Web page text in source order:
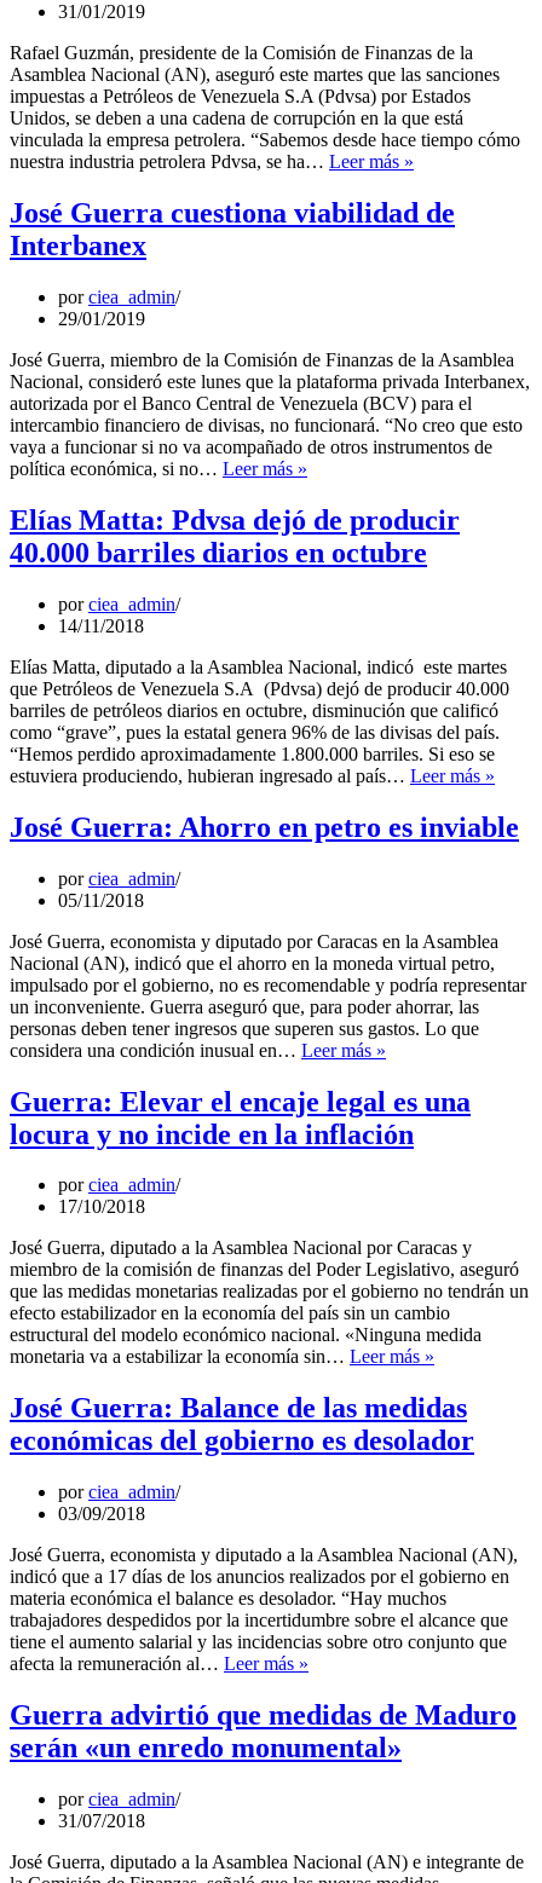
periodo
Maduro
31/01/2019
Rafael Guzmán, presidente de la Comisión de Finanzas de la
Asamblea Nacional (AN), aseguró este martes que las sanciones
impuestas a Petróleos de Venezuela S.A (Pdvsa) por Estados
Unidos, se deben a una cadena de corrupción en la que está
vinculada la empresa petrolera. “Sabemos desde hace tiempo cómo
nuestra industria petrolera Pdvsa, se ha… Leer más »
Sanciones
a
cadena
de
corrupción
José Guerra cuestiona viabilidad de
Interbanex
porciea_admin
29/01/2019
José Guerra, miembro de la Comisión de Finanzas de la Asamblea
Nacional, consideró este lunes que la plataforma privada Interbanex,
autorizada por el Banco Central de Venezuela (BCV) para el
intercambio financiero de divisas, no funcionará. “No creo que esto
vaya a funcionar si no va acompañado de otros instrumentos de
política económica, si no… Leer más »
cuestiona
viabilidad
de
Elías Matta: Pdvsa dejó de producir
40.000 barriles diarios en octubre
porciea_admin
14/11/2018
Elías Matta, diputado a la Asamblea Nacional, indicó este martes
que Petróleos de Venezuela S.A (Pdvsa) dejó de producir 40.000
barriles de petróleos diarios en octubre, disminución que calificó
como “grave”, pues la estatal genera 96% de las divisas del país.
“Hemos perdido aproximadamente 1.800.000 barriles. Si eso se
estuviera produciendo, hubieran ingresado al país… Leer más »
Pdvsa
dejó
José Guerra: Ahorro en petro es inviable
porciea_admin
05/11/2018
José Guerra, economista y diputado por Caracas en la Asamblea
Nacional (AN), indicó que el ahorro en la moneda virtual petro,
impulsado por el gobierno, no es recomendable y podría representar
un inconveniente. Guerra aseguró que, para poder ahorrar, las
personas deben tener ingresos que superen sus gastos. Lo que
considera una condición inusual en… Leer más »
en
petro
Guerra: Elevar el encaje legal es una
locura y no incide en la inflación
porciea_admin
17/10/2018
José Guerra, diputado a la Asamblea Nacional por Caracas y
miembro de la comisión de finanzas del Poder Legislativo, aseguró
que las medidas monetarias realizadas por el gobierno no tendrán un
efecto estabilizador en la economía del país sin un cambio
estructural del modelo económico nacional. «Ninguna medida
monetaria va a estabilizar la economía sin… Leer más »
el
encaje
legal
no
incide
en
la
inflación
José Guerra: Balance de las medidas
económicas del gobierno es desolador
porciea_admin
03/09/2018
José Guerra, economista y diputado a la Asamblea Nacional (AN),
indicó que a 17 días de los anuncios realizados por el gobierno en
materia económica el balance es desolador. “Hay muchos
trabajadores despedidos por la incertidumbre sobre el alcance que
tiene el aumento salarial y las incidencias sobre otro conjunto que
afecta la remuneración al… Leer más »
Balance
de
las
es
Guerra advirtió que medidas de Maduro
serán «un enredo monumental»
porciea_admin
31/07/2018
José Guerra, diputado a la Asamblea Nacional (AN) e integrante de